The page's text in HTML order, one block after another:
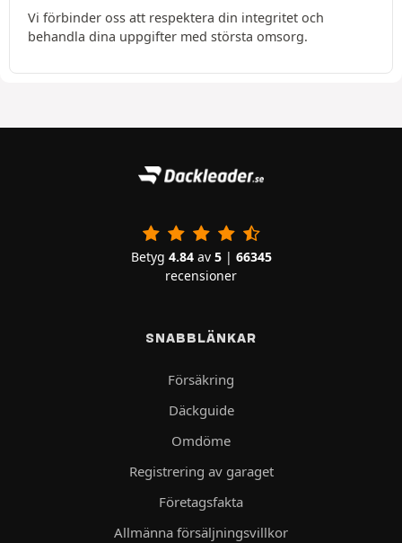
Vi förbinder oss att respektera din integritet och
behandla dina uppgifter med största omsorg.
Betyg 4.84av 5| 66345
recensioner
SNABBLÄNKAR
Försäkring
Däckguide
Omdöme
Registrering av garaget
Företagsfakta
Allmänna försäljningsvillkor